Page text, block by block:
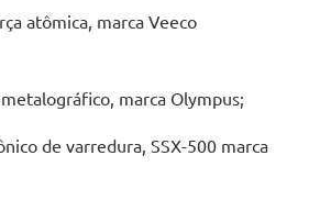
atômica, marca Veeco
marca Olympus;
de varredura, SSX-500 marca